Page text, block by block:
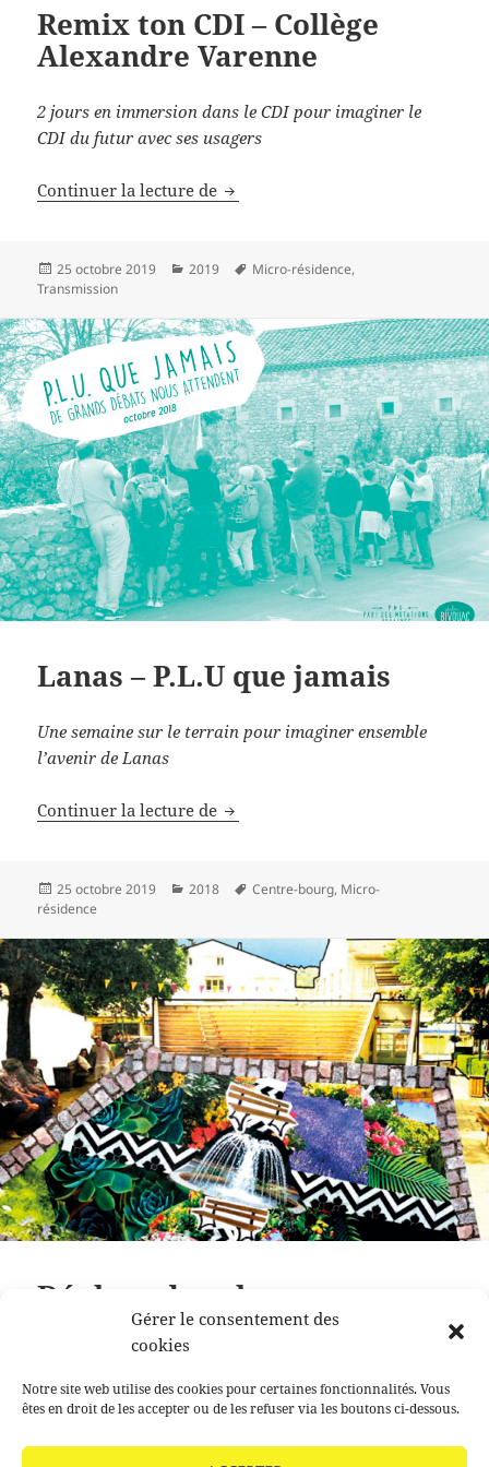
Gérer le consentement des
cookies
Notre site web utilise des cookies pour certaines fonctionnalités. Vous
êtes en droit de les accepter ou de les refuser via les boutons ci-dessous.
Remix ton CDI – Collège
Alexandre Varenne
2 jours en immersion dans le CDI pour imaginer le
CDI du futur avec ses usagers
Continuer la lecture de Remix ton CDI – Collège
Publié
le
25 octobre 2019 Catégories
2019
Mots-
Micro-résidence,
Transmission
Lanas – P.L.U que jamais
Une semaine sur le terrain pour imaginer ensemble
l’avenir de Lanas
Continuer la lecture de Lanas – P.L.U que jamais
Publié
le
25 octobre 2019 Catégories
2018
Mots-
Centre-bourg, Micro-
résidence
Déplace des places –
Lamastre
Étude participative – réaménagement des espaces
publics de Lamastre
Continuer la lecture deDéplace des places – Lamastre